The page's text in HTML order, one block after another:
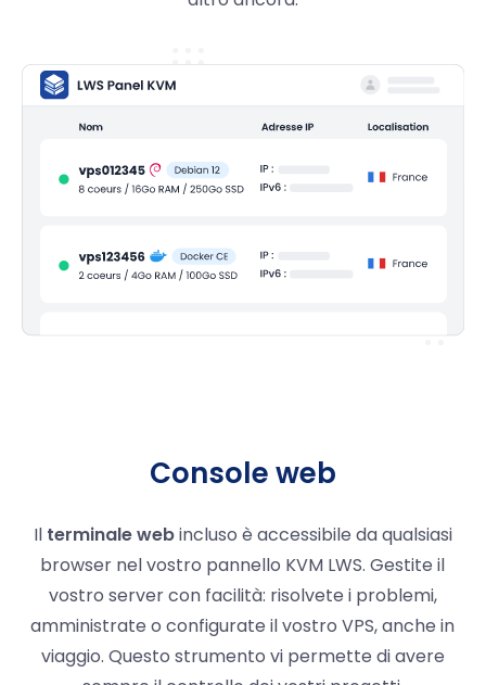
Console web
Il terminale webincluso è accessibile da qualsiasi
browser nel vostro pannello KVM LWS. Gestite il
vostro server con facilità: risolvete i problemi,
amministrate o configurate il vostro VPS, anche in
viaggio. Questo strumento vi permette di avere